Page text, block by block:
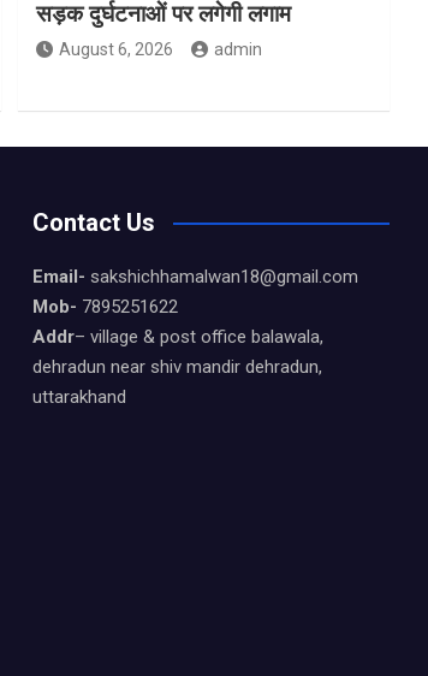
सड़क दुर्घटनाओं पर लगेगी लगाम
August 6, 2026 admin
Contact Us
Email- sakshichhamalwan18@gmail.com
Mob- 7895251622
Addr– village & post office balawala,
dehradun near shiv mandir dehradun,
uttarakhand